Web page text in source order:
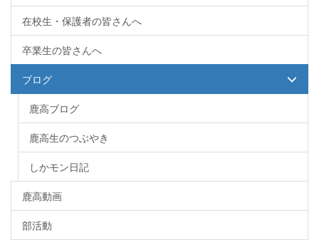
在校生・保護者の皆さんへ
卒業生の皆さんへ
ブログ
鹿高ブログ
鹿高生のつぶやき
しかモン日記
鹿高動画
部活動